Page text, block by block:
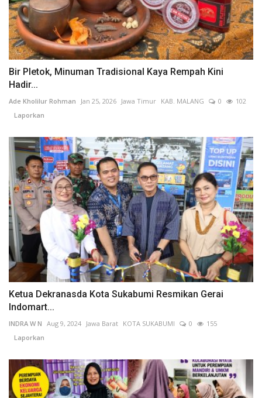
Bir Pletok, Minuman Tradisional Kaya Rempah Kini
Hadir...
Ade Kholilur Rohman Jan 25, 2026 Jawa Timur KAB. MALANG 0
102
Laporkan
Ketua Dekranasda Kota Sukabumi Resmikan Gerai
Indomart...
INDRA W N Aug 9, 2024 Jawa Barat KOTA SUKABUMI 0
155
Laporkan